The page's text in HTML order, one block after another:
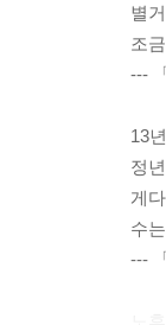
별
조
---
13
정
게
수
---